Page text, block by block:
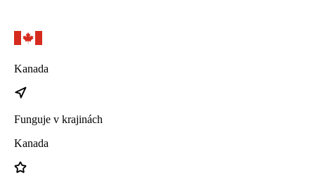
Kanada
Funguje v krajinách
Kanada